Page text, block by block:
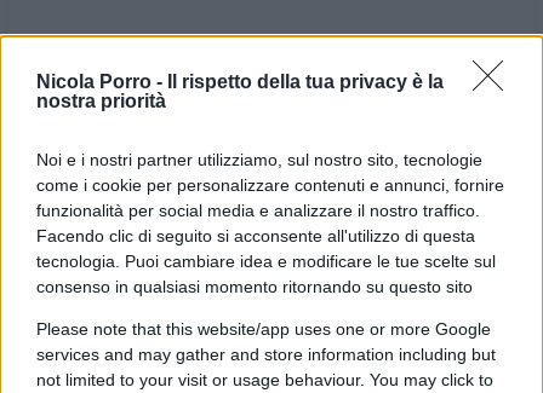
Nicola Porro -
Il rispetto della tua privacy è la
nostra priorità
Noi e i nostri partner utilizziamo, sul nostro sito, tecnologie
come i cookie per personalizzare contenuti e annunci, fornire
funzionalità per social media e analizzare il nostro traffico.
Facendo clic di seguito si acconsente all'utilizzo di questa
tecnologia. Puoi cambiare idea e modificare le tue scelte sul
consenso in qualsiasi momento ritornando su questo sito
Please note that this website/app uses one or more Google
services and may gather and store information including but
not limited to your visit or usage behaviour. You may click to
20/05/2026 22/05/2026
Le vignette satiriche di Beppe Fantin, illustratore
trevigiano, nascono dalla passione dell'autore per
dare voce a situazioni, non solo politiche, attraverso i
disegni utilizzando da sempre la tecnica riconoscibile
dell'acquerello. Orgogliosamente un liberale di